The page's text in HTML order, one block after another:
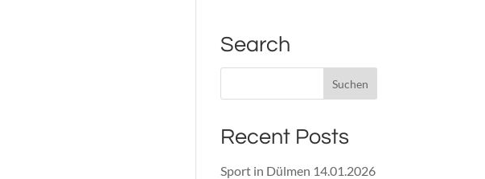
Search
Recent Posts
Sport in Dülmen 14.01.2026